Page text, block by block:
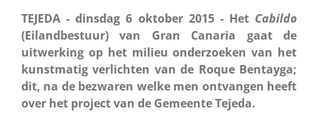
TEJEDA - dinsdag 6 oktober 2015 - Het Cabildo
(Eilandbestuur) van Gran Canaria gaat de
uitwerking op het milieu onderzoeken van het
kunstmatig verlichten van de Roque Bentayga;
dit, na de bezwaren welke men ontvangen heeft
over het project van de Gemeente Tejeda.